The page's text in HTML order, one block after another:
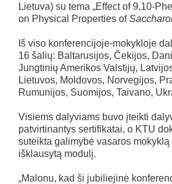
Lietuva) su tema „Effect of 9,10-
on Physical Properties of
Iš viso konferencijoje-mokykloje
16 šalių: Baltarusijos, Čekijos,
Jungtinių Amerikos Valstijų,
Lietuvos, Moldovos, Norvegijos,
Rumunijos, Suomijos, Taivano,
Visiems dalyviams buvo įteikti
patvirtinantys sertifikatai, o KTU
suteikta galimybė vasaros
išklausytą modulį.
„Malonu, kad ši jubiliejinė